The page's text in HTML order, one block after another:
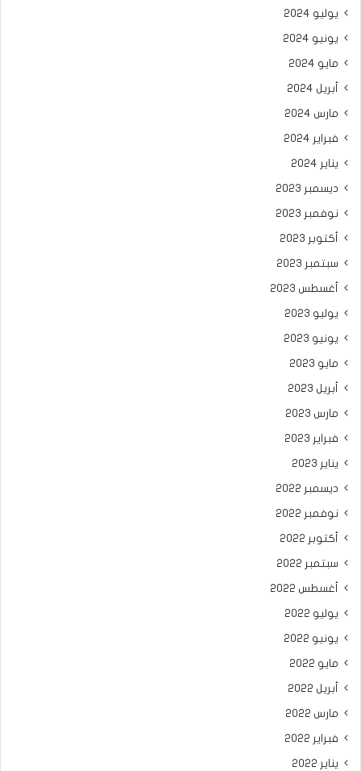
يوليو 2024
يونيو 2024
مايو 2024
أبريل 2024
مارس 2024
فبراير 2024
يناير 2024
ديسمبر 2023
نوفمبر 2023
أكتوبر 2023
سبتمبر 2023
أغسطس 2023
يوليو 2023
يونيو 2023
مايو 2023
أبريل 2023
مارس 2023
فبراير 2023
يناير 2023
ديسمبر 2022
نوفمبر 2022
أكتوبر 2022
سبتمبر 2022
أغسطس 2022
يوليو 2022
يونيو 2022
مايو 2022
أبريل 2022
مارس 2022
فبراير 2022
يناير 2022